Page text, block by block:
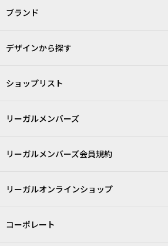
ブランド
デザインから探す
ショップリスト
リーガルメンバーズ
リーガルメンバーズ会員規約
リーガルオンラインショップ
コーポレート